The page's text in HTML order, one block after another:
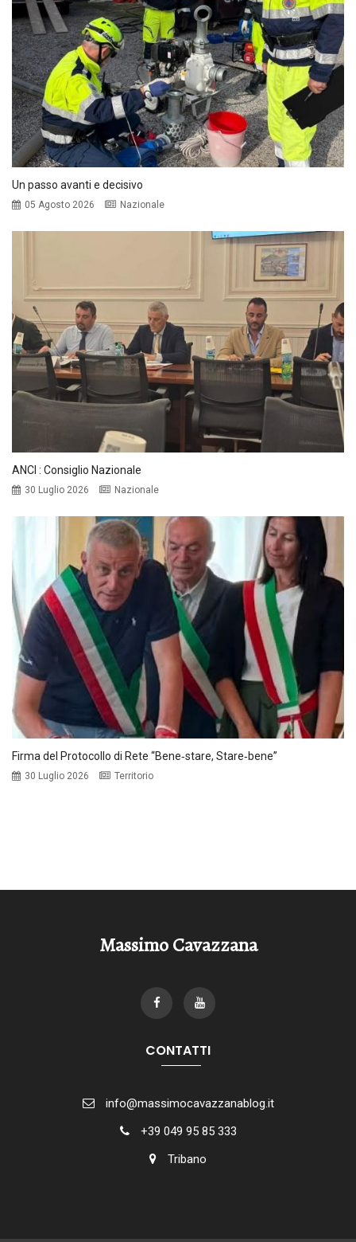
Un passo avanti e decisivo
05 Agosto 2026 Nazionale
ANCI : Consiglio Nazionale
30 Luglio 2026 Nazionale
Firma del Protocollo di Rete “Bene‑stare, Stare‑bene”
30 Luglio 2026 Territorio
Massimo Cavazzana
CONTATTI
info@massimocavazzanablog.it
+39 049 95 85 333
Tribano